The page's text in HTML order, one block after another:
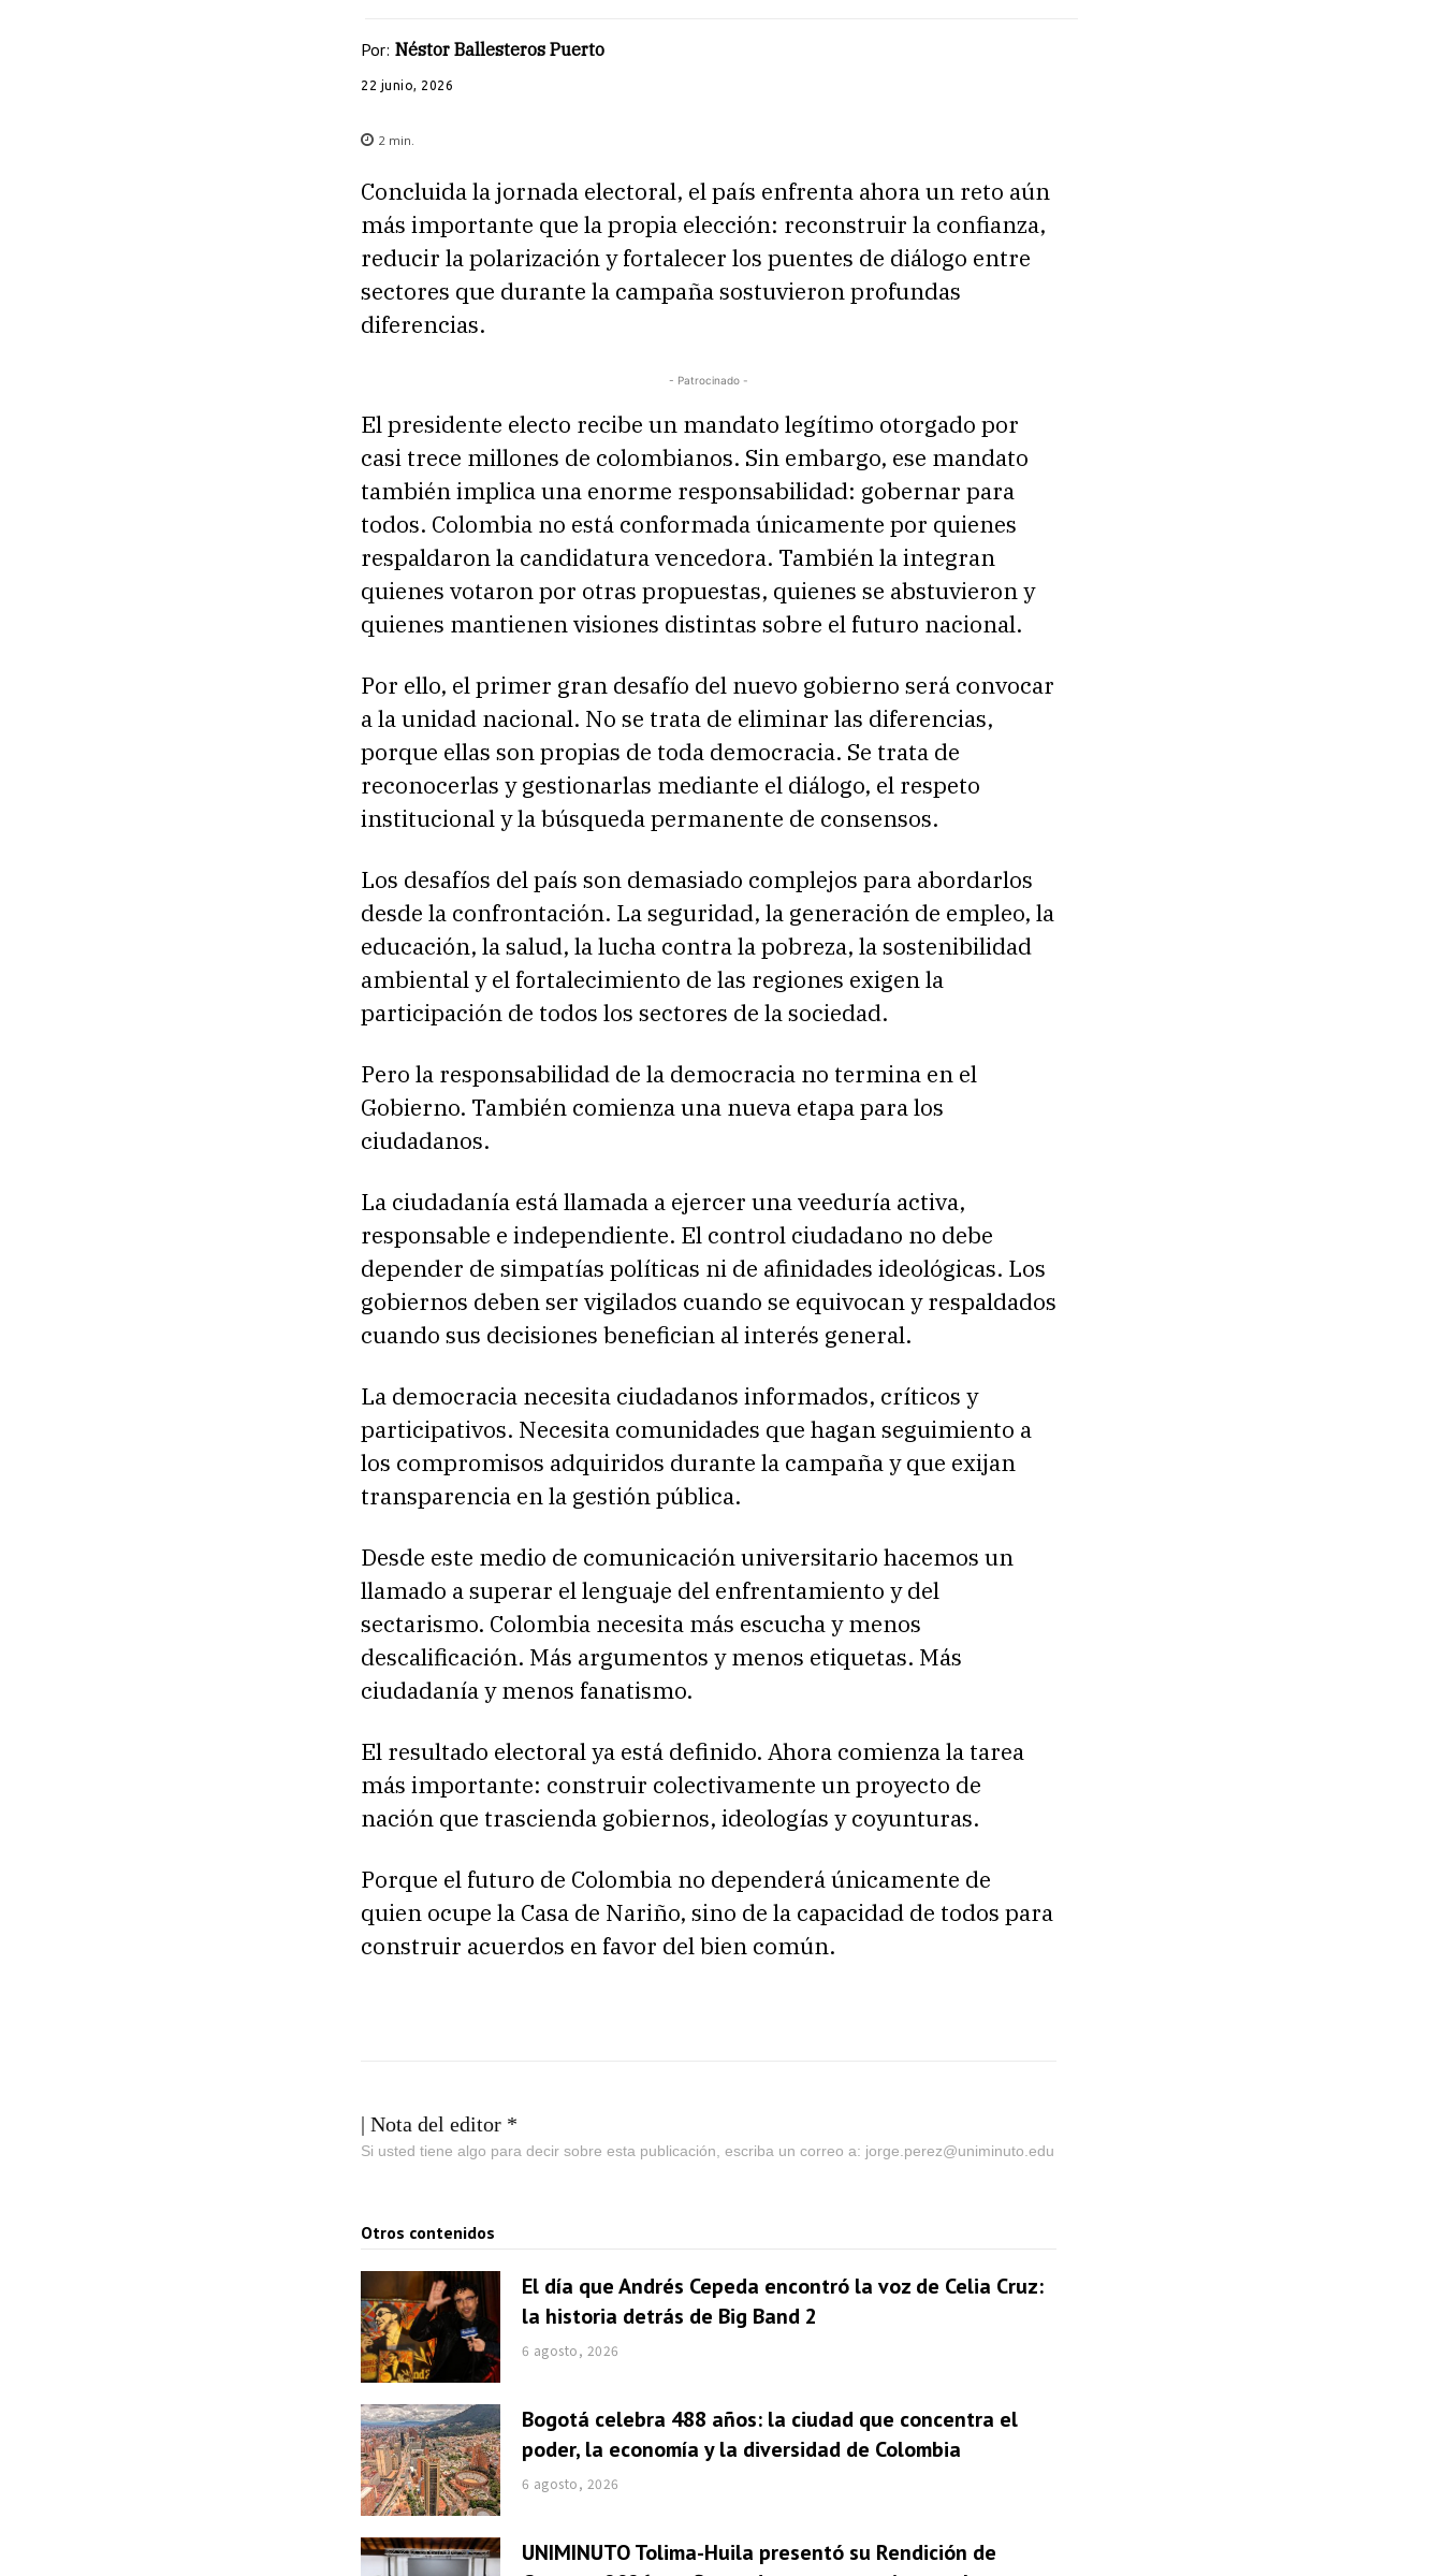
Por: Néstor Ballesteros Puerto
22 junio, 2026
2 min.
Concluida la jornada electoral, el país enfrenta ahora un reto aún
más importante que la propia elección: reconstruir la confianza,
reducir la polarización y fortalecer los puentes de diálogo entre
sectores que durante la campaña sostuvieron profundas
diferencias.
- Patrocinado -
El presidente electo recibe un mandato legítimo otorgado por
casi trece millones de colombianos. Sin embargo, ese mandato
también implica una enorme responsabilidad: gobernar para
todos. Colombia no está conformada únicamente por quienes
respaldaron la candidatura vencedora. También la integran
quienes votaron por otras propuestas, quienes se abstuvieron y
quienes mantienen visiones distintas sobre el futuro nacional.
Por ello, el primer gran desafío del nuevo gobierno será convocar
a la unidad nacional. No se trata de eliminar las diferencias,
porque ellas son propias de toda democracia. Se trata de
reconocerlas y gestionarlas mediante el diálogo, el respeto
institucional y la búsqueda permanente de consensos.
Los desafíos del país son demasiado complejos para abordarlos
desde la confrontación. La seguridad, la generación de empleo, la
educación, la salud, la lucha contra la pobreza, la sostenibilidad
ambiental y el fortalecimiento de las regiones exigen la
participación de todos los sectores de la sociedad.
Pero la responsabilidad de la democracia no termina en el
Gobierno. También comienza una nueva etapa para los
ciudadanos.
La ciudadanía está llamada a ejercer una veeduría activa,
responsable e independiente. El control ciudadano no debe
depender de simpatías políticas ni de afinidades ideológicas. Los
gobiernos deben ser vigilados cuando se equivocan y respaldados
cuando sus decisiones benefician al interés general.
La democracia necesita ciudadanos informados, críticos y
participativos. Necesita comunidades que hagan seguimiento a
los compromisos adquiridos durante la campaña y que exijan
transparencia en la gestión pública.
Desde este medio de comunicación universitario hacemos un
llamado a superar el lenguaje del enfrentamiento y del
sectarismo. Colombia necesita más escucha y menos
descalificación. Más argumentos y menos etiquetas. Más
ciudadanía y menos fanatismo.
El resultado electoral ya está definido. Ahora comienza la tarea
más importante: construir colectivamente un proyecto de
nación que trascienda gobiernos, ideologías y coyunturas.
Porque el futuro de Colombia no dependerá únicamente de
quien ocupe la Casa de Nariño, sino de la capacidad de todos para
construir acuerdos en favor del bien común.
| Nota del editor *
Si usted tiene algo para decir sobre esta publicación, escriba un correo a: jorge.perez@uniminuto.edu
Otros contenidos
El día que Andrés Cepeda encontró la voz de Celia Cruz:
la historia detrás de Big Band 2
6 agosto, 2026
Bogotá celebra 488 años: la ciudad que concentra el
poder, la economía y la diversidad de Colombia
6 agosto, 2026
UNIMINUTO Tolima-Huila presentó su Rendición de